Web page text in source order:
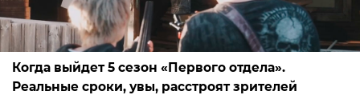
Когда выйдет 5 сезон «Первого отдела».
Реальные сроки, увы, расстроят зрителей